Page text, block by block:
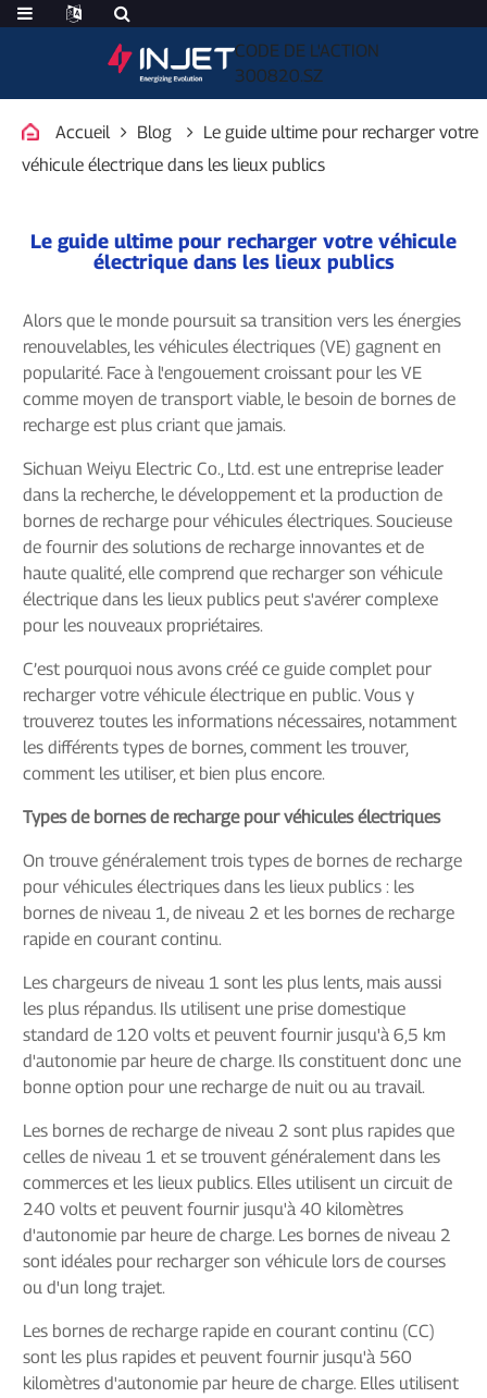
CODE DE L'ACTION
300820.SZ
Accueil Blog
Le guide ultime pour recharger votre
véhicule électrique dans les lieux publics
Le guide ultime pour recharger votre véhicule
électrique dans les lieux publics
Alors que le monde poursuit sa transition vers les énergies
renouvelables, les véhicules électriques (VE) gagnent en
popularité. Face à l'engouement croissant pour les VE
comme moyen de transport viable, le besoin de bornes de
recharge est plus criant que jamais.
Sichuan Weiyu Electric Co., Ltd. est une entreprise leader
dans la recherche, le développement et la production de
bornes de recharge pour véhicules électriques. Soucieuse
de fournir des solutions de recharge innovantes et de
haute qualité, elle comprend que recharger son véhicule
électrique dans les lieux publics peut s'avérer complexe
pour les nouveaux propriétaires.
C’est pourquoi nous avons créé ce guide complet pour
recharger votre véhicule électrique en public. Vous y
trouverez toutes les informations nécessaires, notamment
les différents types de bornes, comment les trouver,
comment les utiliser, et bien plus encore.
Types de bornes de recharge pour véhicules électriques
On trouve généralement trois types de bornes de recharge
pour véhicules électriques dans les lieux publics : les
bornes de niveau 1, de niveau 2 et les bornes de recharge
rapide en courant continu.
Les chargeurs de niveau 1 sont les plus lents, mais aussi
les plus répandus. Ils utilisent une prise domestique
standard de 120 volts et peuvent fournir jusqu'à 6,5 km
d'autonomie par heure de charge. Ils constituent donc une
bonne option pour une recharge de nuit ou au travail.
Les bornes de recharge de niveau 2 sont plus rapides que
celles de niveau 1 et se trouvent généralement dans les
commerces et les lieux publics. Elles utilisent un circuit de
240 volts et peuvent fournir jusqu'à 40 kilomètres
d'autonomie par heure de charge. Les bornes de niveau 2
sont idéales pour recharger son véhicule lors de courses
ou d'un long trajet.
Les bornes de recharge rapide en courant continu (CC)
sont les plus rapides et peuvent fournir jusqu'à 560
kilomètres d'autonomie par heure de charge. Elles utilisent